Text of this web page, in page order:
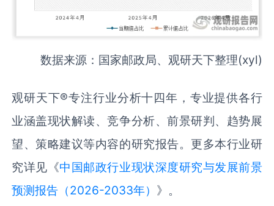
数据来源：国家邮政局、观研天下整理(xyl)
观研天下®专注行业分析十四年，专业提供各行
业涵盖现状解读、竞争分析、前景研判、趋势展
望、策略建议等内容的研究报告。更多本行业研
究详见《中国邮政行业现状深度研究与发展前景
预测报告（2026-2033年） 》。